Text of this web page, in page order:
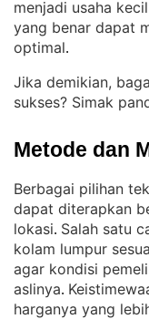
menjadi usaha
yang benar dapat
optimal.
Jika demikian,
sukses? Simak
Metode dan
Berbagai pilihan
dapat diterapkan
lokasi. Salah satu
kolam lumpur
agar kondisi
aslinya.
harganya yang